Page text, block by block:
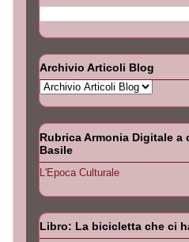
Archivio Articoli Blog
Rubrica Armonia Digitale a
Basile
L'Epoca Culturale
Libro: La bicicletta che ci